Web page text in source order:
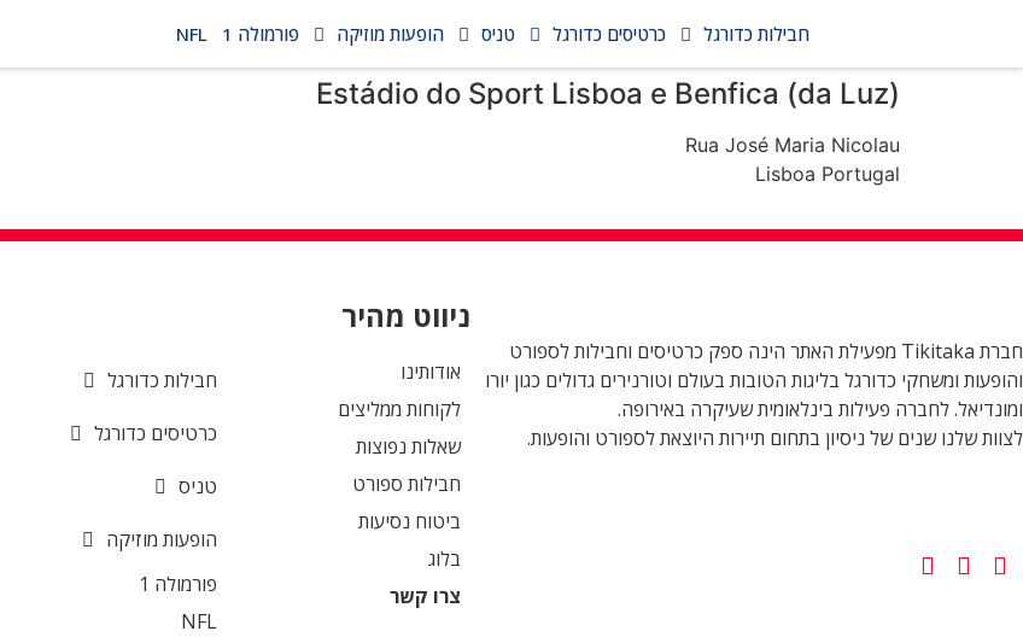
חבילות כדורגל כרטיסים כדורגל טניס הופעות מוזיקה פורמולה 1 NFL
Estádio do Sport Lisboa e Benfica (da Luz)
Rua José Maria Nicolau
Lisboa Portugal
חברת Tikitaka מפעילת האתר הינה ספק כרטיסים וחבילות לספורט
והופעות ומשחקי כדורגל בליגות הטובות בעולם וטורנירים גדולים כגון יורו
ומונדיאל. לחברה פעילות בינלאומית שעיקרה באירופה.
לצוות שלנו שנים של ניסיון בתחום תיירות היוצאת לספורט והופעות.
ניווט מהיר
אודותינו
לקוחות ממליצים
שאלות נפוצות
חבילות ספורט
ביטוח נסיעות
בלוג
צרו קשר
חבילות כדורגל
כרטיסים כדורגל
טניס
הופעות מוזיקה
פורמולה 1
NFL